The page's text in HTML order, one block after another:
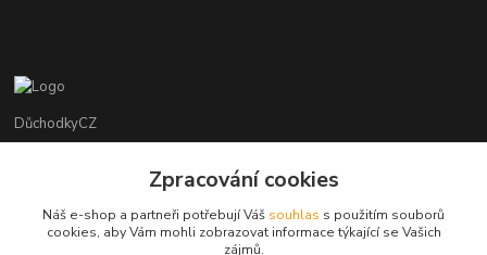
DůchodkyCZ
+420 412384749
objednavky@duchodky.cz
Zpracování cookies
Náš e-shop a partneři potřebují Váš souhlas s použitím souborů
cookies, aby Vám mohli zobrazovat informace týkající se Vašich
zájmů.